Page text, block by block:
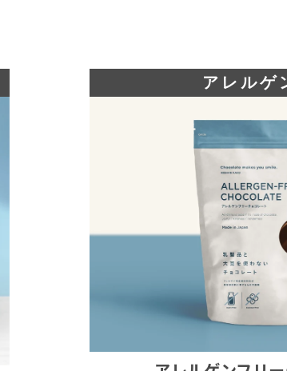
アレルゲ